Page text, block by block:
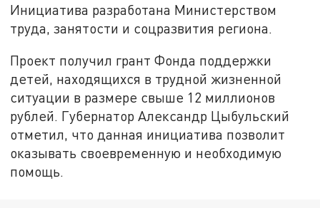
Инициатива разработана Министерством
труда, занятости и соцразвития региона.
Проект получил грант Фонда поддержки
детей, находящихся в трудной жизненной
ситуации в размере свыше 12 миллионов
рублей. Губернатор Александр Цыбульский
отметил, что данная инициатива позволит
оказывать своевременную и необходимую
помощь.